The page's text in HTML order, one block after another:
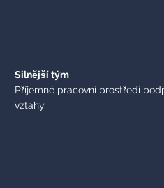
Silnější tým
Příjemné pracovní prostředí
vztahy.